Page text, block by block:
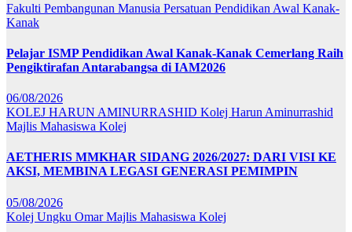
Fakulti Pembangunan Manusia Persatuan Pendidikan Awal Kanak-
Kanak
Pelajar ISMP Pendidikan Awal Kanak-Kanak Cemerlang Raih
Pengiktirafan Antarabangsa di IAM2026
06/08/2026
KOLEJ HARUN AMINURRASHID Kolej Harun Aminurrashid
Majlis Mahasiswa Kolej
AETHERIS MMKHAR SIDANG 2026/2027: DARI VISI KE
AKSI, MEMBINA LEGASI GENERASI PEMIMPIN
05/08/2026
Kolej Ungku OmarMajlis Mahasiswa Kolej